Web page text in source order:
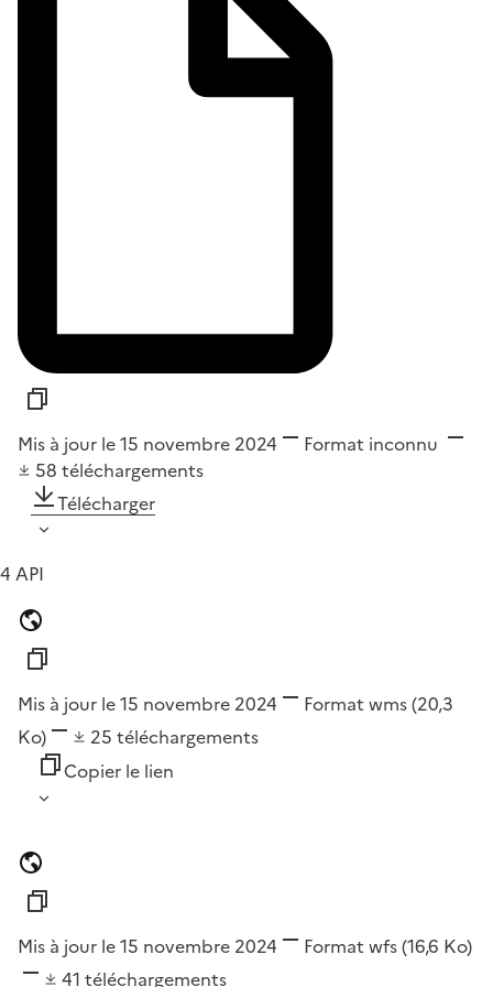
Mis à jour le 15 novembre 2024 Format inconnu
58 téléchargements
Télécharger
4 API
Mis à jour le 15 novembre 2024 Format wms(20,3
Ko)
25 téléchargements
Copier le lien
Mis à jour le 15 novembre 2024 Format wfs(16,6 Ko)
41 téléchargements